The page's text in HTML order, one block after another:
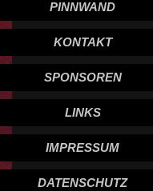
PINNWAND
KONTAKT
SPONSOREN
LINKS
IMPRESSUM
DATENSCHUTZ